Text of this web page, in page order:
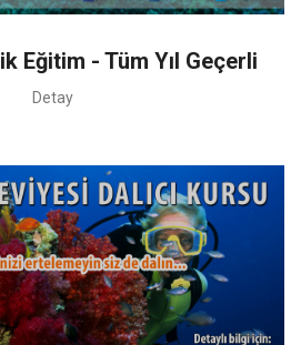
Eğitim - Tüm Yıl Geçerli
Detay